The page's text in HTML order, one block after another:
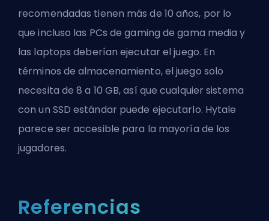
recomendadas tienen más de 10 años, por lo
que incluso las PCs de gaming de gama media y
las laptops deberían ejecutar el juego. En
términos de almacenamiento, el juego solo
necesita de 8 a 10 GB, así que cualquier sistema
con un SSD estándar puede ejecutarlo. Hytale
parece ser accesible para la mayoría de los
jugadores.
Referencias